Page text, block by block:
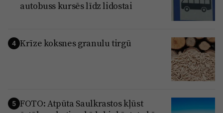
autobuss kursēs līdz lidostai
4 Krīze koksnes granulu tirgū
5 FOTO: Atpūta Saulkrastos kļūst